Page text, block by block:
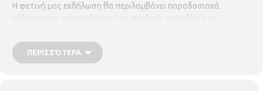
Η φετινή μας εκδήλωση θα περιλαμβάνει παραδοσιακά
κάλαντα και τραγούδια από τις παιδικές χορωδίες του
1ου Δημοτικού Σχολείου Τριανδρίας
ΠΕΡΙΣΣΌΤΕΡΑ